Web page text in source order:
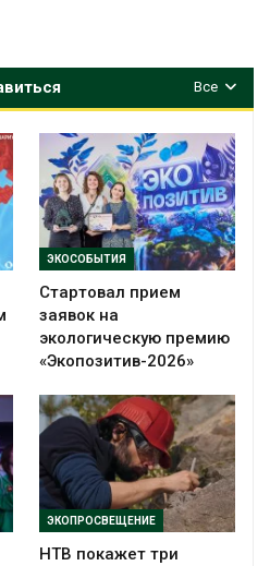
Все
ЭКОСОБЫТИЯ
Стартовал прием
заявок на
экологическую премию
«Экопозитив-2026»
ЭКОПРОСВЕЩЕНИЕ
НТВ покажет три